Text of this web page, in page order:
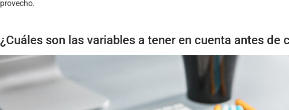
provecho.
¿Cuáles son las variables a tener en cuenta antes